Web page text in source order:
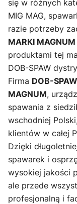
się w różnych
MIG MAG,
razie potrzeby
MARKI MAGNUM
produktami tej
DOB-SPAW
Firma DOB-SPAW
MAGNUM,
spawania z
wschodniej
klientów w całej
Dzięki
spawarek i
wysokiej jakości
ale przede
profesjonalną i